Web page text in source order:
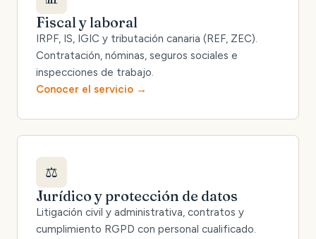
Fiscal y laboral
IRPF, IS, IGIC y tributación canaria (REF, ZEC).
Contratación, nóminas, seguros sociales e
inspecciones de trabajo.
Conocer el servicio
⚖️
Jurídico y protección de datos
Litigación civil y administrativa, contratos y
cumplimiento RGPD con personal cualificado.